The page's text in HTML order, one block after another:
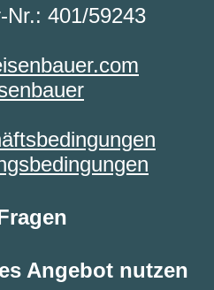
Nr.: 401/59243
Angebot nutzen